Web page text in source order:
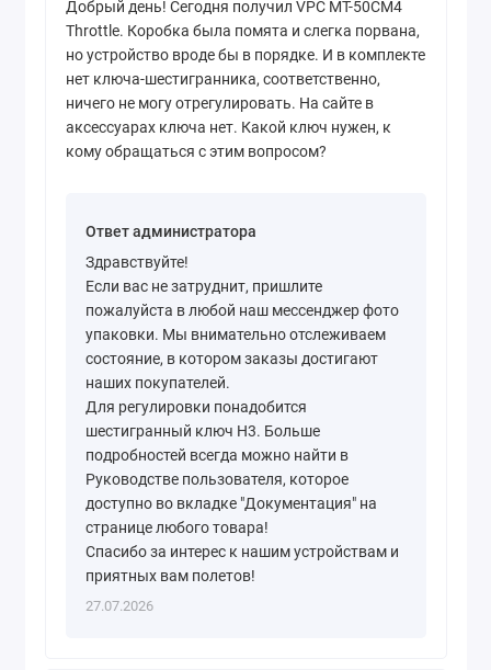
Добрый день! Сегодня получил VPC MT-50CM4
Throttle. Коробка была помята и слегка порвана,
но устройство вроде бы в порядке. И в комплекте
нет ключа-шестигранника, соответственно,
ничего не могу отрегулировать. На сайте в
аксессуарах ключа нет. Какой ключ нужен, к
кому обращаться с этим вопросом?
Ответ администратора
Здравствуйте!
Если вас не затруднит, пришлите
пожалуйста в любой наш мессенджер фото
упаковки. Мы внимательно отслеживаем
состояние, в котором заказы достигают
наших покупателей.
Для регулировки понадобится
шестигранный ключ H3. Больше
подробностей всегда можно найти в
Руководстве пользователя, которое
доступно во вкладке "Документация" на
странице любого товара!
Спасибо за интерес к нашим устройствам и
приятных вам полетов!
27.07.2026